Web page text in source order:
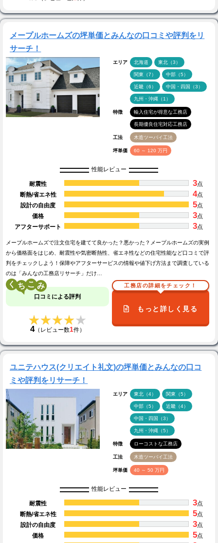
メープルホームズの坪単価とみんなの口コミや評判をリ
サーチ！
エリア 北海道 東北（3）
関東（7） 中部（5）
近畿（6） 中国・四国（3）
九州・沖縄（1）
特徴 輸入住宅が得意な工務店
長期優良住宅対応工務店
工法 木造ツーバイ工法
坪単価 60 ～ 120 万円
性能レビュー
耐震性 3点
断熱/省エネ性
4点
設計の自由度
5点
価格
3点
アフターサポート
3点
メープルホームズで注文住宅を建てて良かった？悪かった？メープルホームズの実例
から価格面をはじめ、耐震性や気密断熱性、省エネ性などの住宅性能など口コミで評
判をチェックしよう！保障やアフターサービスの情報や値下げ方法まで調査している
のは「みんなの工務店リサーチ」だけ…
く こ
口コミによる評判
★★★★★
★★★★★
4（レビュー数1件）
工務店の詳細をチェック！
もっと詳しく見る
ユニテハウス(クリエイト礼文)の坪単価とみんなの口コ
ミや評判をリサーチ！
エリア 東北（4） 関東（5）
中部（5） 近畿（4）
中国・四国（3）
九州・沖縄（5）
特徴 ローコストな工務店
工法 木造ツーバイ工法
坪単価 40 ～ 50 万円
性能レビュー
耐震性 3点
断熱/省エネ性
5点
設計の自由度
3点
価格
5点